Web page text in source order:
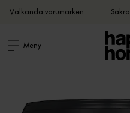
Välkända varumärken
Meny